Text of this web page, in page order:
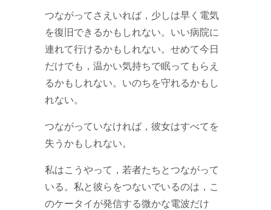
つながってさえいれば，少しは早く電気
を復旧できるかもしれない。いい病院に
連れて行けるかもしれない。せめて今日
だけでも，温かい気持ちで眠ってもらえ
るかもしれない。いのちを守れるかもし
れない。
つながっていなければ，彼女はすべてを
失うかもしれない。
私はこうやって，若者たちとつながって
いる。私と彼らをつないでいるのは，こ
のケータイが発信する微かな電波だけ